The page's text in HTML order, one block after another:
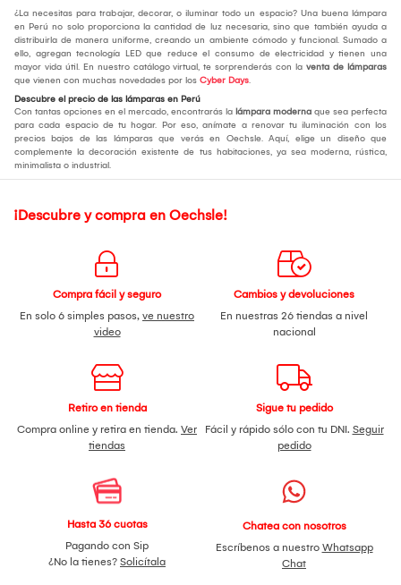
¿La necesitas para trabajar, decorar, o iluminar todo un espacio? Una buena lámpara
en Perú no solo proporciona la cantidad de luz necesaria, sino que también ayuda a
distribuirla de manera uniforme, creando un ambiente cómodo y funcional. Sumado a
ello, agregan tecnología LED que reduce el consumo de electricidad y tienen una
mayor vida útil. En nuestro catálogo virtual, te sorprenderás con la venta de lámparas
que vienen con muchas novedades por los Cyber Days.
Descubre el precio de las lámparas en Perú
Con tantas opciones en el mercado, encontrarás la lámpara moderna que sea perfecta
para cada espacio de tu hogar. Por eso, anímate a renovar tu iluminación con los
precios bajos de las lámparas que verás en Oechsle. Aquí, elige un diseño que
complemente la decoración existente de tus habitaciones, ya sea moderna, rústica,
minimalista o industrial.
¡Descubre y compra en Oechsle!
Compra fácil y seguro
En solo 6 simples pasos, ve nuestro
video
Cambios y devoluciones
En nuestras 26 tiendas a nivel
nacional
Retiro en tienda
Compra online y retira en tienda. Ver
tiendas
Sigue tu pedido
Fácil y rápido sólo con tu DNI. Seguir
pedido
Hasta 36 cuotas
Pagando con Sip
¿No la tienes? Solicítala
Chatea con nosotros
Escríbenos a nuestro Whatsapp
Chat